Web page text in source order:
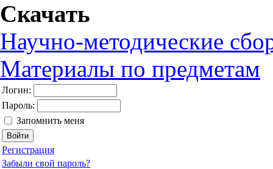
Скачать
Научно-методические
Материалы по предметам
Логин:
Пароль:
Запомнить меня
Регистрация
Забыли свой пароль?